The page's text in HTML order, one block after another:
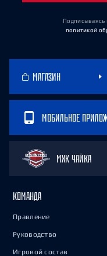
Подписываясь
политикой
МАГАЗИН
МОБИЛЬНОЕ
МХК ЧАЙКА
КОМАНДА
Правление
Руководство
Игровой состав